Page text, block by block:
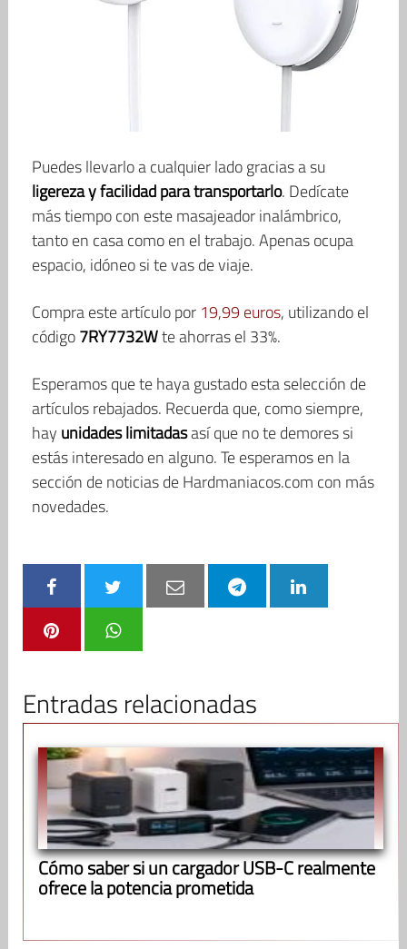
Puedes llevarlo a cualquier lado gracias a su
ligereza y facilidad para transportarlo. Dedícate
más tiempo con este masajeador inalámbrico,
tanto en casa como en el trabajo. Apenas ocupa
espacio, idóneo si te vas de viaje.
Compra este artículo por 19,99 euros, utilizando el
código7RY7732Wte ahorras el 33%.
Esperamos que te haya gustado esta selección de
artículos rebajados. Recuerda que, como siempre,
hay unidades limitadasasí que no te demores si
estás interesado en alguno. Te esperamos en la
sección de noticias de Hardmaniacos.com con más
novedades.
Entradas relacionadas
Cómo saber si un cargador USB-C realmente
ofrece la potencia prometida